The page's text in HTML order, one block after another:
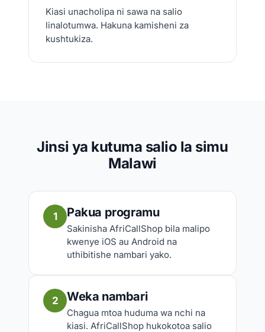
Kiasi unacholipa ni sawa na salio
linalotumwa. Hakuna kamisheni za
kushtukiza.
Jinsi ya kutuma salio la simu
Malawi
1 Pakua programu
Sakinisha AfriCallShop bila malipo
kwenye iOS au Android na
uthibitishe nambari yako.
2 Weka nambari
Chagua mtoa huduma wa nchi na
kiasi. AfriCallShop hukokotoa salio